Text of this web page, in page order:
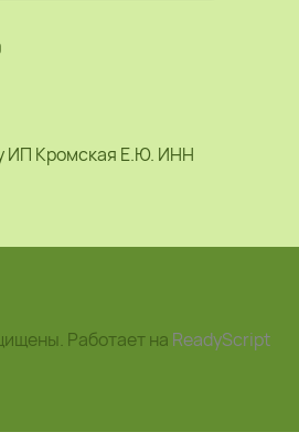
ИП Кромская Е.Ю. ИНН
Работает на ReadyScript